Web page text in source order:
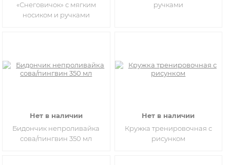
«Снеговичок» с мягким
носиком и ручками
ручками
Нет в наличии
Бидончик непроливайка
сова/пингвин 350 мл
Нет в наличии
Кружка тренировочная с
рисунком